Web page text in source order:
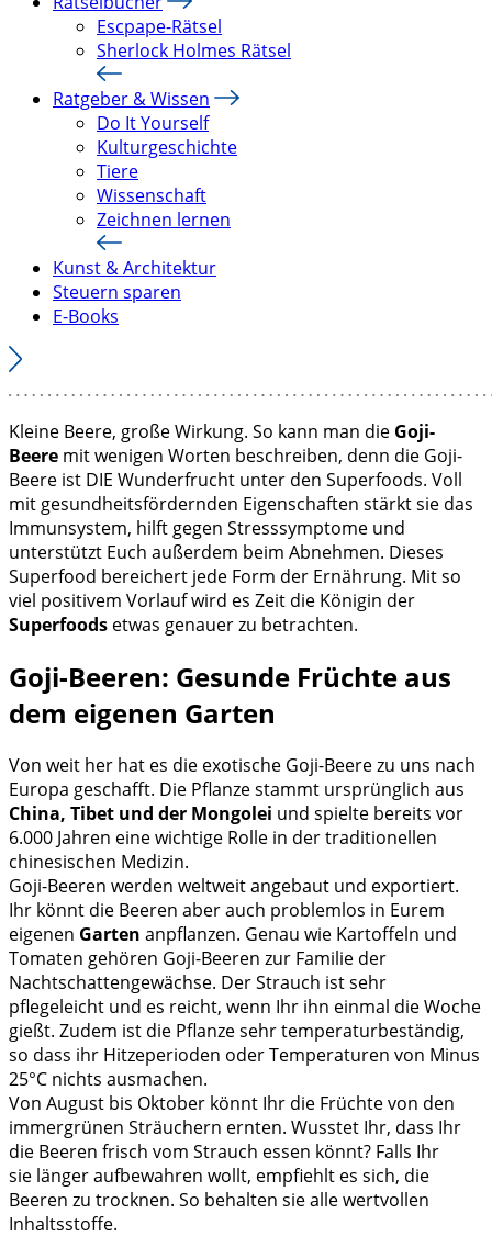
Escpape-Rätsel
Sherlock Holmes Rätsel
Ratgeber & Wissen
Do It Yourself
Kulturgeschichte
Tiere
Wissenschaft
Zeichnen lernen
Kunst & Architektur
Steuern sparen
E-Books
Kleine Beere, große Wirkung. So kann man die Goji-
Beere mit wenigen Worten beschreiben, denn die Goji-
Beere ist DIE Wunderfrucht unter den Superfoods. Voll
mit gesundheitsfördernden Eigenschaften stärkt sie das
Immunsystem, hilft gegen Stresssymptome und
unterstützt Euch außerdem beim Abnehmen. Dieses
Superfood bereichert jede Form der Ernährung. Mit so
viel positivem Vorlauf wird es Zeit die Königin der
Superfoods etwas genauer zu betrachten.
Goji-Beeren: Gesunde Früchte aus
dem eigenen Garten
Von weit her hat es die exotische Goji-Beere zu uns nach
Europa geschafft. Die Pflanze stammt ursprünglich aus
China, Tibet und der Mongolei und spielte bereits vor
6.000 Jahren eine wichtige Rolle in der traditionellen
chinesischen Medizin.
Goji-Beeren werden weltweit angebaut und exportiert.
Ihr könnt die Beeren aber auch problemlos in Eurem
eigenen Garten anpflanzen. Genau wie Kartoffeln und
Tomaten gehören Goji-Beeren zur Familie der
Nachtschattengewächse. Der Strauch ist sehr
pflegeleicht und es reicht, wenn Ihr ihn einmal die Woche
gießt. Zudem ist die Pflanze sehr temperaturbeständig,
so dass ihr Hitzeperioden oder Temperaturen von Minus
25°C nichts ausmachen.
Von August bis Oktober könnt Ihr die Früchte von den
immergrünen Sträuchern ernten. Wusstet Ihr, dass Ihr
die Beeren frisch vom Strauch essen könnt? Falls Ihr
sie länger aufbewahren wollt, empfiehlt es sich, die
Beeren zu trocknen. So behalten sie alle wertvollen
Inhaltsstoffe.